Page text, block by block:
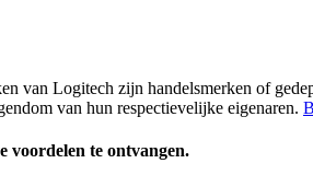
van Logitech zijn handelsmerken of
van hun respectievelijke eigenaren.
voordelen te ontvangen.